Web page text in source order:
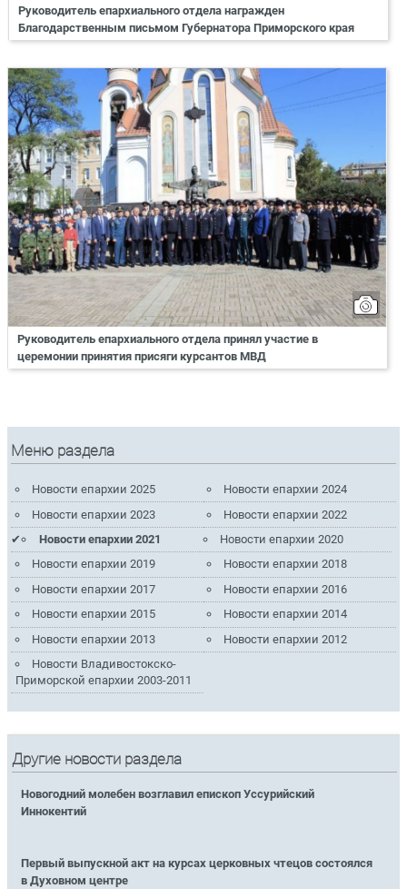
Руководитель епархиального отдела награжден
Благодарственным письмом Губернатора Приморского края
Руководитель епархиального отдела принял участие в
церемонии принятия присяги курсантов МВД
Меню раздела
Новости епархии 2025
Новости епархии 2024
Новости епархии 2023
Новости епархии 2022
Новости епархии 2021
Новости епархии 2020
Новости епархии 2019
Новости епархии 2018
Новости епархии 2017
Новости епархии 2016
Новости епархии 2015
Новости епархии 2014
Новости епархии 2013
Новости епархии 2012
Новости Владивостокско-
Приморской епархии 2003-2011
Другие новости раздела
Новогодний молебен возглавил епископ Уссурийский
Иннокентий
Первый выпускной акт на курсах церковных чтецов состоялся
в Духовном центре